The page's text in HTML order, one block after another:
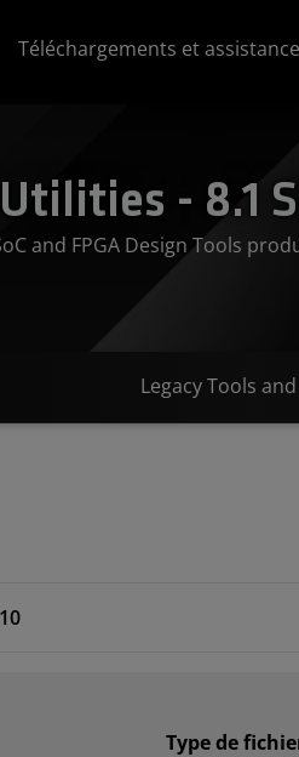
Téléchargements et assistance
- 8.1
and FPGA Design Tools
Legacy Tools
Type de